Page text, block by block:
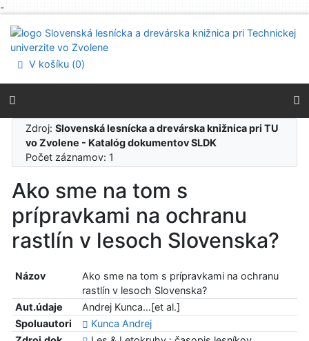
-
Prejsť na menu
Prehlásenie o webovej prístupnosti
V košíku (0)
Zdroj:Slovenská lesnícka a drevárska knižnica pri TU
vo Zvolene - Katalóg dokumentov SLDK
Počet záznamov: 1
Ako sme na tom s
prípravkami na ochranu
rastlín v lesoch Slovenska?
Názov
Ako sme na tom s prípravkami na ochranu
rastlín v lesoch Slovenska?
Aut.údaje
Andrej Kunca...[et al.]
Spoluautori
Kunca Andrej